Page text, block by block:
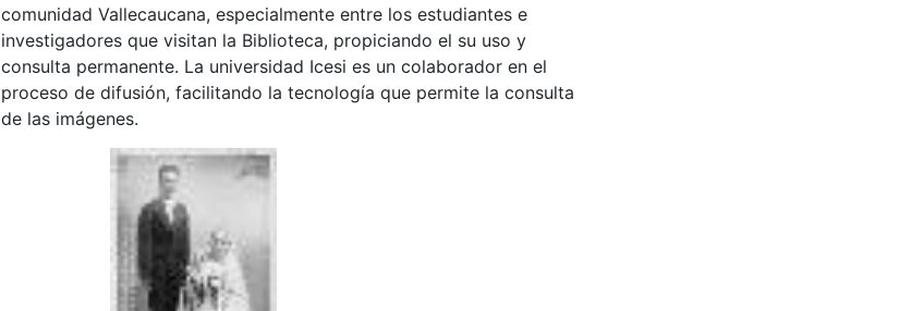
comunidad Vallecaucana, especialmente entre los estudiantes e
investigadores que visitan la Biblioteca, propiciando el su uso y
consulta permanente. La universidad Icesi es un colaborador en el
proceso de difusión, facilitando la tecnología que permite la consulta
de las imágenes.